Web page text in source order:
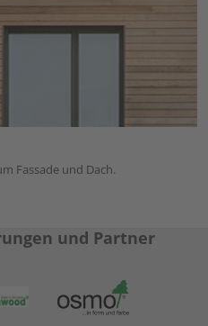
Fassade und Dach.
und Partner